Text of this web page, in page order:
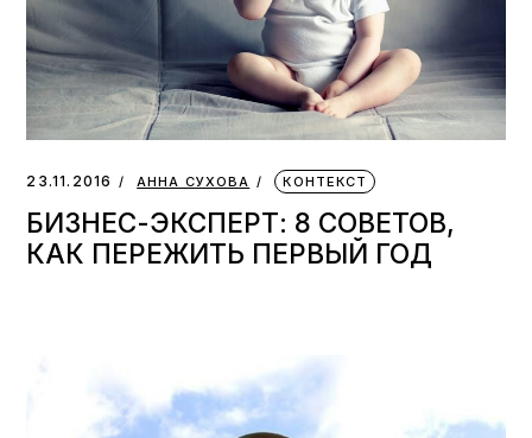
23.11.2016 АННА СУХОВА КОНТЕКСТ
БИЗНЕС-ЭКСПЕРТ: 8 СОВЕТОВ,
КАК ПЕРЕЖИТЬ ПЕРВЫЙ ГОД